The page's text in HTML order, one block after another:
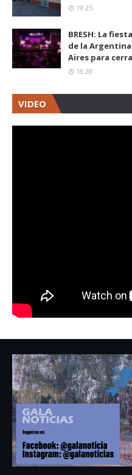
19:25
BRESH: La
de la
Aires para
18:28
VIDEO